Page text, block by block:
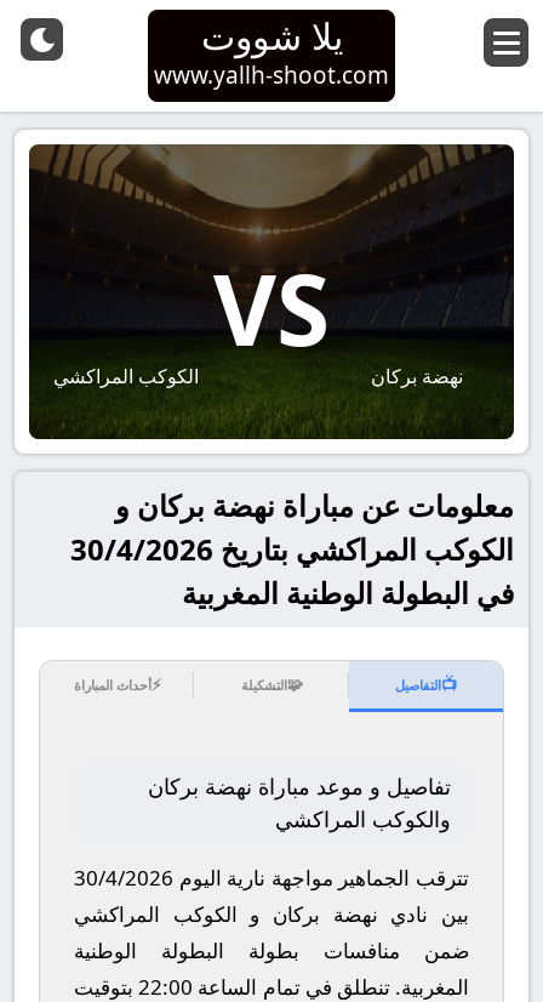
يلا شووت
www.yallh-shoot.com
نهضة بركان
VS
الكوكب المراكشي
معلومات عن مباراة نهضة بركان و
الكوكب المراكشي بتاريخ 30/4/2026
في البطولة الوطنية المغربية
📺التفاصيل 🧩التشكيلة ⚡أحداث المباراة
تفاصيل و موعد مباراة نهضة بركان
والكوكب المراكشي
تترقب الجماهير مواجهة نارية اليوم 30/4/2026
بين نادي نهضة بركان و الكوكب المراكشي
ضمن منافسات بطولة البطولة الوطنية
المغربية.
تنطلق في تمام الساعة 22:00 بتوقيت